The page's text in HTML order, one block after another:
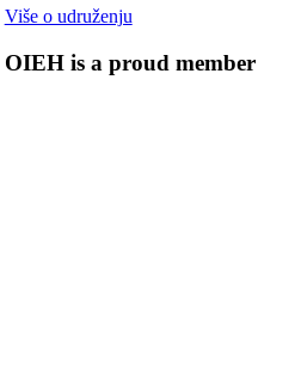
Više o udruženju
OIEH is a proud member